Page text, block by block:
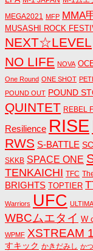
MEGA2021 MFP MMA
MUSASHI ROCK
NEXT☆LEVEL
NO LIFE NOVA
One Round ONE SHOT
POUND OUT POUND
QUINTET REBEL
Resilience RISE
RWS S-BATTLE
SKKB SPACE ONE
TENKAICHI TFC
BRIGHTS TOPTIER
Warriors UFC
WBCムエタイ W
WPMF XSTREAM 1
すキック かきだみし か